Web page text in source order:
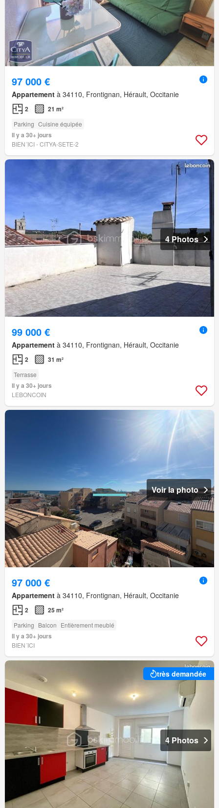
97 000 €
Appartement à 34110, Frontignan, Hérault, Occitanie
2 21 m²
Parking Cuisine équipée
Il y a 30+ jours
BIEN´ICI - CITYA-SETE-2
4 Photos
99 000 €
Appartement à 34110, Frontignan, Hérault, Occitanie
2 31 m²
Terrasse
Il y a 30+ jours
LEBONCOIN
Voir la photo
97 000 €
Appartement à 34110, Frontignan, Hérault, Occitanie
2 25 m²
Parking Balcon Entièrement meublé
Il y a 30+ jours
BIEN´ICI
très demandée
4 Photos